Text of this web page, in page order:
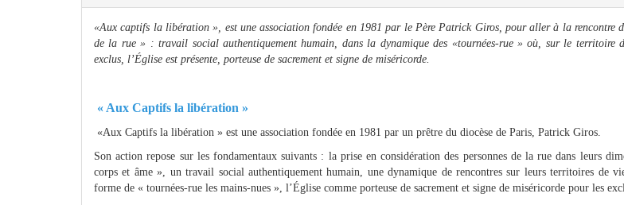
«Aux captifs la libération », est une association fondée en 1981 par le Père Patrick Giros, pour aller à la rencontre
de la rue » : travail social authentiquement humain, dans la dynamique des «tournées-rue » où, sur le territoire
exclus, l’Église est présente, porteuse de sacrement et signe de miséricorde.
« Aux Captifs la libération »
«Aux Captifs la libération » est une association fondée en 1981 par un prêtre du diocèse de Paris, Patrick Giros.
Son action repose sur les fondamentaux suivants : la prise en considération des personnes de la rue dans leurs
corps et âme », un travail social authentiquement humain, une dynamique de rencontres sur leurs territoires de
forme de « tournées-rue les mains-nues », l’Église comme porteuse de sacrement et signe de miséricorde pour les